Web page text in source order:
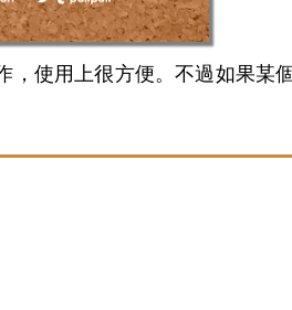
使用上很方便。不過如果某